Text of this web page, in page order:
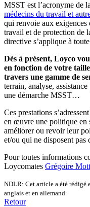
MSST est l’acronyme de
médecins du travail et
qui renvoie aux exigences
travail et de protection de
directive s’applique à
Dès à présent, Loyco
en fonction de votre
travers une gamme de
terrain, analyse,
une démarche MSST…
Ces prestations
en œuvre une politique en
améliorer ou revoir leur
et/ou qui ne disposent pas
Pour toutes informations
Loycomates Grégoire
NDLR: Cet article a été rédigé
anglais et en allemand.
Retour